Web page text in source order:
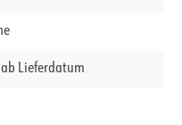
Lieferdatum